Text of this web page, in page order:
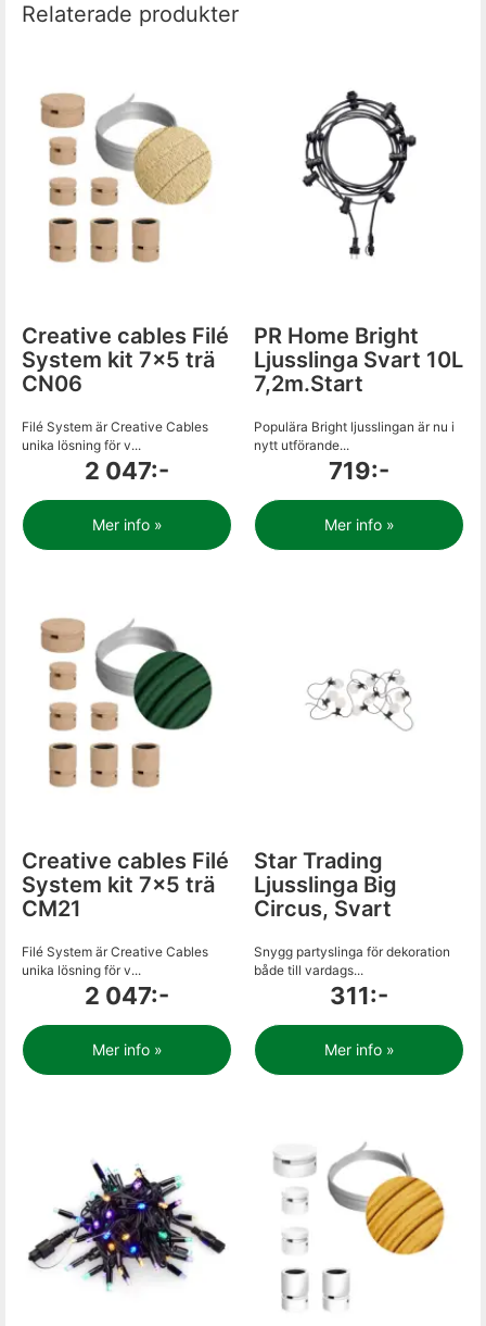
Relaterade produkter
Creative cables Filé
System kit 7x5 trä
CN06
Filé System är Creative Cables
unika lösning för v...
2 047:-
Mer info »
PR Home Bright
Ljusslinga Svart 10L
7,2m.Start
Populära Bright ljusslingan är nu i
nytt utförande...
719:-
Mer info »
Creative cables Filé
System kit 7x5 trä
CM21
Filé System är Creative Cables
unika lösning för v...
2 047:-
Mer info »
Star Trading
Ljusslinga Big
Circus, Svart
Snygg partyslinga för dekoration
både till vardags...
311:-
Mer info »